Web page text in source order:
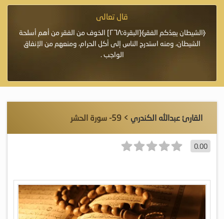
قال تعالى
﴿الشيطان يعِدُكم الفقر﴾[البقرة:٢٦٨] الخوف من الفقر من أهم أسلحة
الشيطان، ومنه استدرج الناس إلى أكل الحرام، ومنعهم من الإنفاق
الواجب .
القارئ عبدالله الكندري > 59- سورة الحشر
0.00